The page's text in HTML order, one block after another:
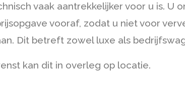
vaak aantrekkelijker voor u is. U
vooraf, zodat u niet voor
Dit betreft zowel luxe als
kan dit in overleg op locatie.